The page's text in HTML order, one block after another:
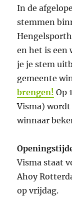
In de
stemmen
en het is een
je je stem
gemeente
brengen! Op
Visma) wordt
winnaar
Visma staat
Ahoy
op vrijdag.